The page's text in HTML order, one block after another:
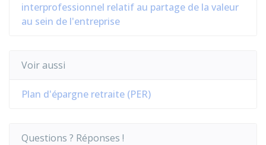
interprofessionnel relatif au partage de la valeur
au sein de l'entreprise
Voir aussi
Plan d'épargne retraite (PER)
Questions ? Réponses !